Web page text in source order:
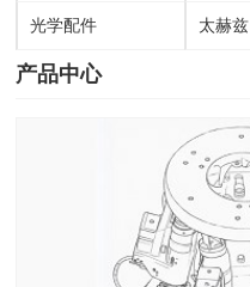
光学配件 太赫兹
产品中心